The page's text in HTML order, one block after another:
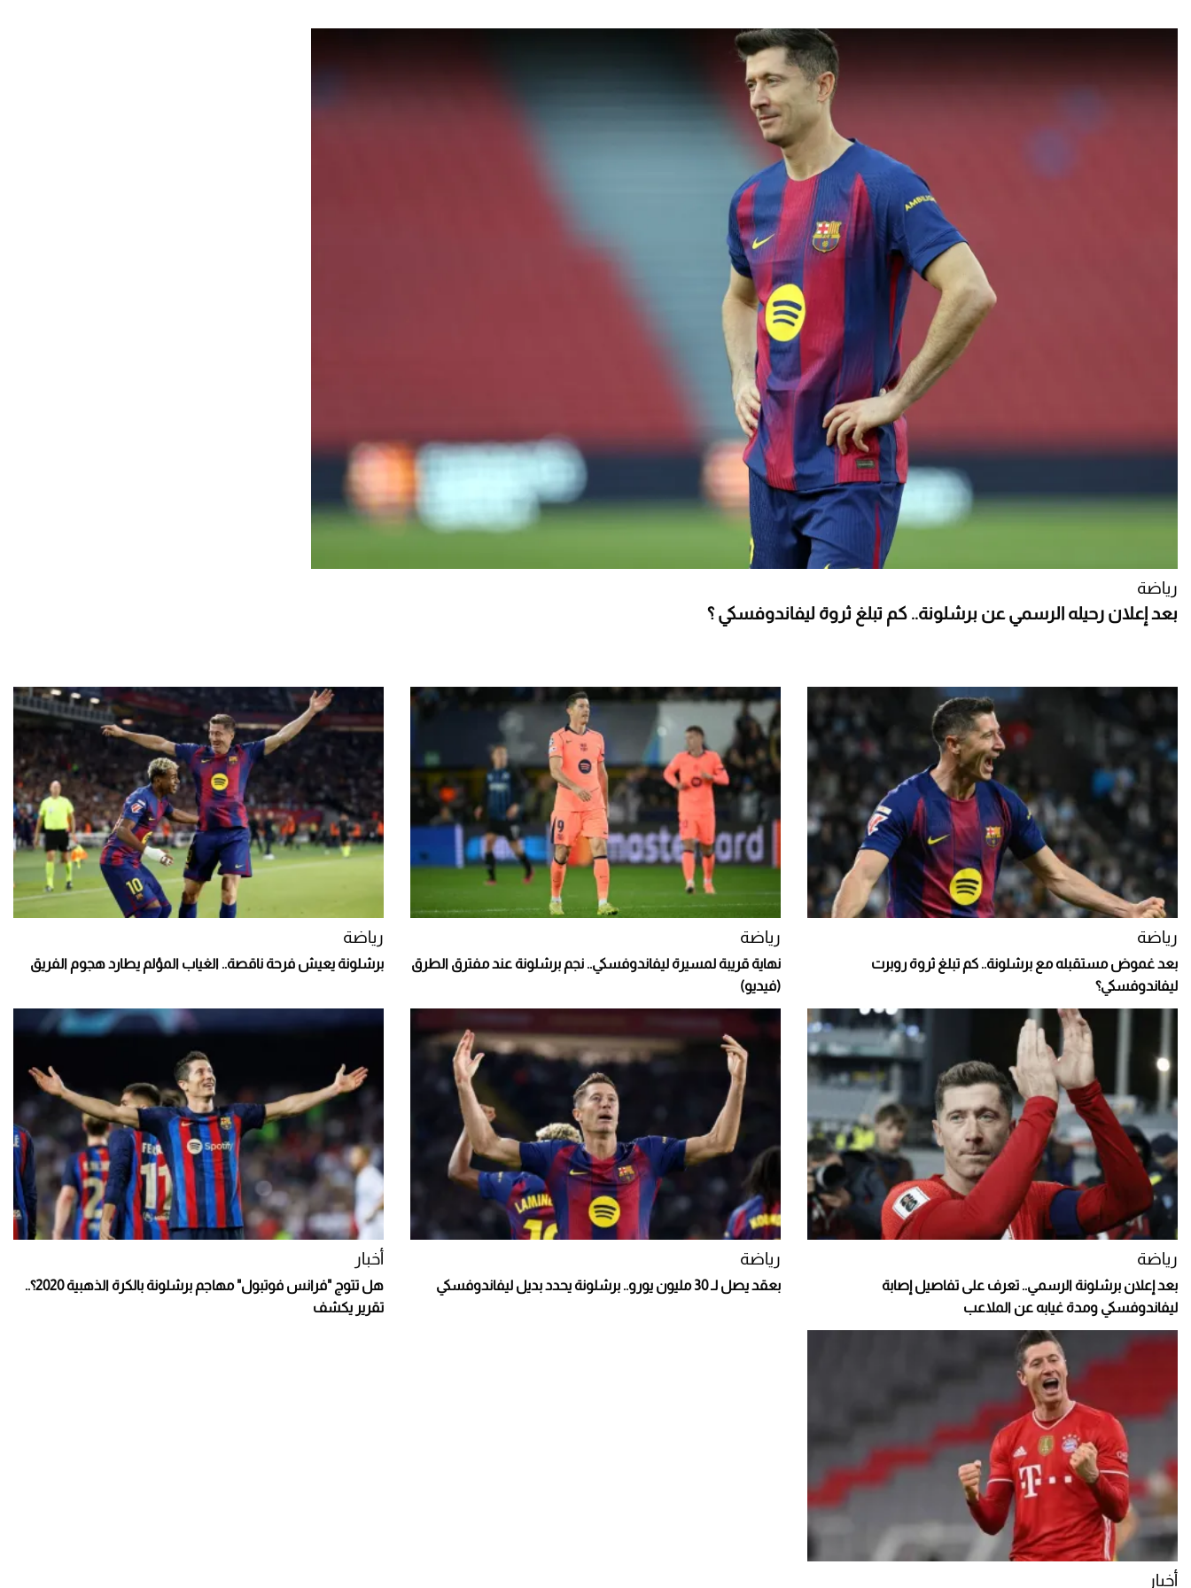
رياضة
بعد إعلان رحيله الرسمي عن برشلونة.. كم تبلغ ثروة ليفاندوفسكي ؟
رياضة
بعد غموض مستقبله مع برشلونة.. كم تبلغ ثروة روبرت
ليفاندوفسكي؟
رياضة
نهاية قريبة لمسيرة ليفاندوفسكي.. نجم برشلونة عند مفترق الطرق
(فيديو)
رياضة
برشلونة يعيش فرحة ناقصة.. الغياب المؤلم يطارد هجوم الفريق
رياضة
بعد إعلان برشلونة الرسمي.. تعرف على تفاصيل إصابة
ليفاندوفسكي ومدة غيابه عن الملاعب
رياضة
بعقد يصل لـ 30 مليون يورو.. برشلونة يحدد بديل ليفاندوفسكي
أخبار
هل تتوج "فرانس فوتبول" مهاجم برشلونة بالكرة الذهبية 2020؟..
تقرير يكشف
أخبار